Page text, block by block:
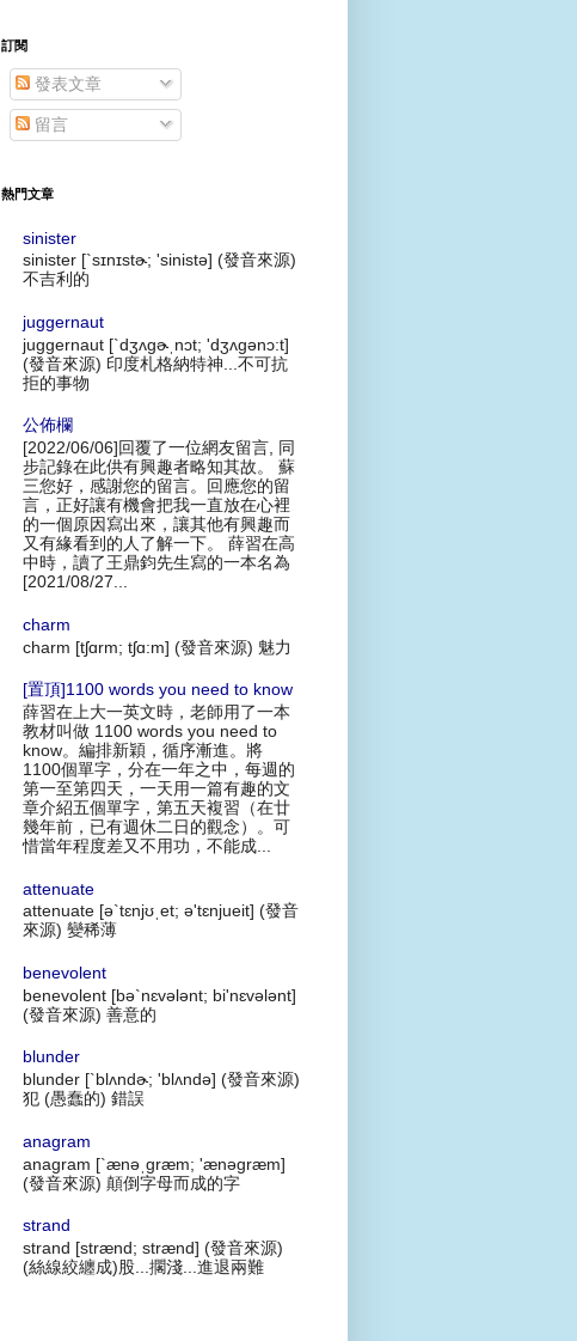
訂閱
發表文章
留言
熱門文章
sinister
sinister [`sɪnɪstɚ; 'sinistə] (發音來源)
不吉利的
juggernaut
juggernaut [`dʒʌgɚˌnɔt; 'dʒʌgənɔ:t]
(發音來源) 印度札格納特神...不可抗
拒的事物
公佈欄
[2022/06/06]回覆了一位網友留言, 同
步記錄在此供有興趣者略知其故。 蘇
三您好，感謝您的留言。回應您的留
言，正好讓有機會把我一直放在心裡
的一個原因寫出來，讓其他有興趣而
又有緣看到的人了解一下。 薛習在高
中時，讀了王鼎鈞先生寫的一本名為
[2021/08/27...
charm
charm [tʃɑrm; tʃɑ:m] (發音來源) 魅力
[置頂]1100 words you need to know
薛習在上大一英文時，老師用了一本
教材叫做 1100 words you need to
know。編排新穎，循序漸進。將
1100個單字，分在一年之中，每週的
第一至第四天，一天用一篇有趣的文
章介紹五個單字，第五天複習（在廿
幾年前，已有週休二日的觀念）。可
惜當年程度差又不用功，不能成...
attenuate
attenuate [ə`tɛnjʊˌet; ə'tɛnjueit] (發音
來源) 變稀薄
benevolent
benevolent [bə`nɛvələnt; bi'nɛvələnt]
(發音來源) 善意的
blunder
blunder [`blʌndɚ; 'blʌndə] (發音來源)
犯 (愚蠢的) 錯誤
anagram
anagram [`ænəˌgræm; 'ænəgræm]
(發音來源) 顛倒字母而成的字
strand
strand [strænd; strænd] (發音來源)
(絲線絞纏成)股...擱淺...進退兩難